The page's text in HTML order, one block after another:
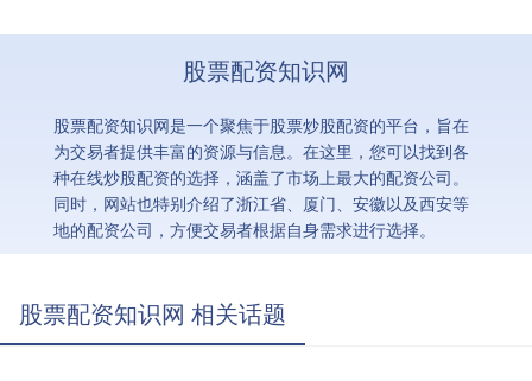
股票配资知识网
股票配资知识网是一个聚焦于股票炒股配资的平台，旨在
为交易者提供丰富的资源与信息。在这里，您可以找到各
种在线炒股配资的选择，涵盖了市场上最大的配资公司。
同时，网站也特别介绍了浙江省、厦门、安徽以及西安等
地的配资公司，方便交易者根据自身需求进行选择。
股票配资知识网 相关话题